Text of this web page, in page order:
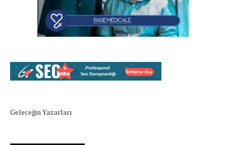
Geleceğin Yazarları